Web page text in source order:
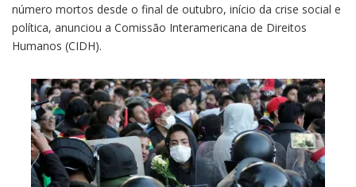
número mortos desde o final de outubro, início da crise social e
política, anunciou a Comissão Interamericana de Direitos
Humanos (CIDH).